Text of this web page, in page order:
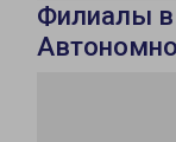
Филиалы